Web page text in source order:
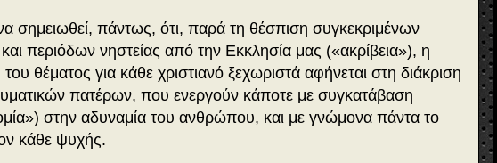
σημειωθεί, πάντως, ότι, παρά τη θέσπιση συγκεκριμένων
περιόδων νηστείας από την Εκκλησία μας («ακρίβεια»), η
θέματος για κάθε χριστιανό ξεχωριστά αφήνεται στη διάκριση
πατέρων, που ενεργούν κάποτε με συγκατάβαση
στην αδυναμία του ανθρώπου, και με γνώμονα πάντα το
κάθε ψυχής.